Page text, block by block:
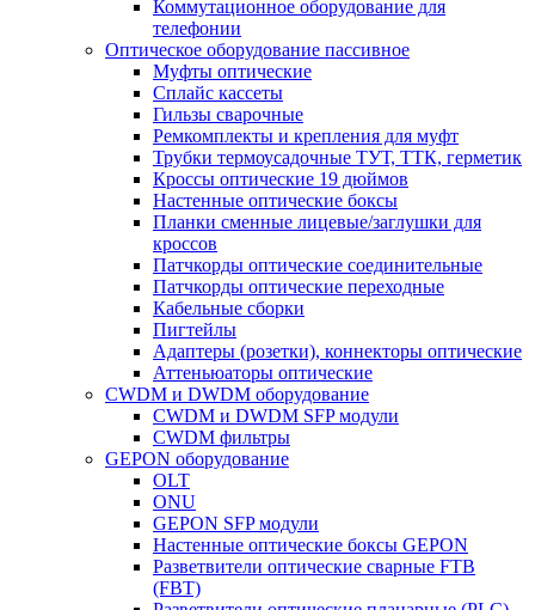
Коммутационное оборудование для
телефонии
Оптическое оборудование пассивное
Муфты оптические
Сплайс кассеты
Гильзы сварочные
Ремкомплекты и крепления для муфт
Трубки термоусадочные ТУТ, ТТК, герметик
Кроссы оптические 19 дюймов
Настенные оптические боксы
Планки сменные лицевые/заглушки для
кроссов
Патчкорды оптические соединительные
Патчкорды оптические переходные
Кабельные сборки
Пигтейлы
Адаптеры (розетки), коннекторы оптические
Аттеньюаторы оптические
CWDM и DWDM оборудование
CWDM и DWDM SFP модули
CWDM фильтры
GEPON оборудование
OLT
ONU
GEPON SFP модули
Настенные оптические боксы GEPON
Разветвители оптические сварные FTB
(FBT)